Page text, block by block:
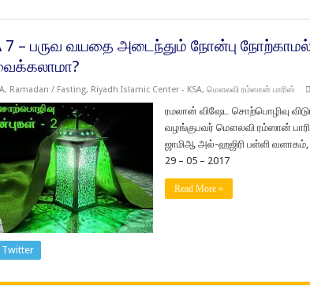
7 – பருவ வயதை அடைந்தும் நோன்பு
, Ramadan / Fasting, Riyadh Islamic Center - KSA, மௌலவி ரம்ஸான் பாரிஸ்
ரமலான் விஷேட சொற்பொழிவு
வழங்குபவர் மௌலவி ரம்ஸான்
ஜாமிஆ அல்-ஹஜிரி பள்ளி வளாகம்,
29 – 05 – 2017
Read More »
Twitter